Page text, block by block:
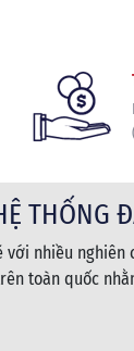
THỐNG
với nhiều
toàn quốc